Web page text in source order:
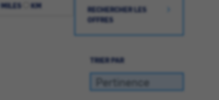
MILES
KM
RECHERCHER LES
OFFRES
TRIER PAR